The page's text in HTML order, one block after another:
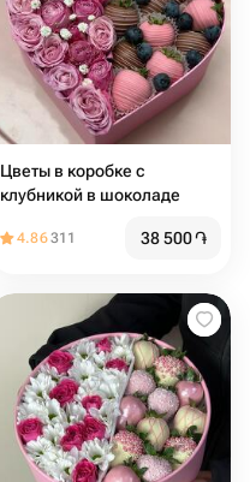
Цветы в коробке с
клубникой в шоколаде️
4.86311 38 500֏